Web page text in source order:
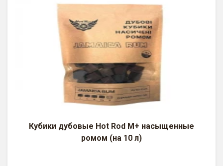
Кубики дубовые Hot Rod M+ насыщенные
ромом (на 10 л)